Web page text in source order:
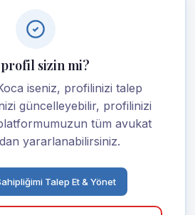
sizin mi?
iseniz, profilinizi talep
güncelleyebilir, profilinizi
tüm avukat
yararlanabilirsiniz.
Talep Et & Yönet